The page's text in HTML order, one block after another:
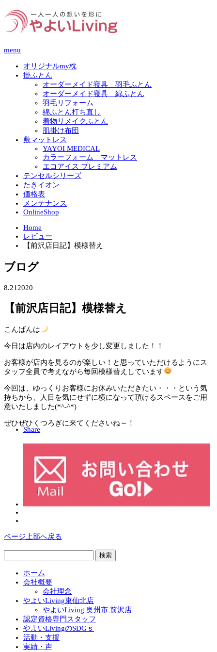
menu
オリジナルmy枕
掛ふとん
オーダーメイド寝具 羽毛ふとん
オーダーメイド寝具 綿ふとん
羽毛リフォーム
綿ふとん打ち直し
着物リメイクふとん
肌掛け布団
敷マットレス
YAYOI MEDICAL
カラーフォーム マットレス
エコアイス プレミアム
テンセルシリーズ
たきイオン
価格表
メンテナンス
OnlineShop
Home
レビュー
【前沢店日記】模様替え
ブログ
8.21 2020
【前沢店日記】模様替え
こんばんは
今日は店内のレイアウトを少し変更しました！！
お客様が店内を見るのが楽しい！と思っていただけるようにス
タッフ全員で考えながら毎回模様替えしています
今回は、ゆっくりお客様にお休みいただきたい・・・という気
持ちから、人目を気にせずに横になって頂けるスペースをご用
意いたしました(*^-^*)
ぜひぜひくつろぎに来てくださいね～！
Share
ページ上部へ戻る
索:
ホーム
会社概要
会社理念
やよいLiving東仙北店
やよいLiving 奥州市 前沢店
認定資格専門スタッフ
やよいLivingのSDGｓ
活動・支援
実績・声